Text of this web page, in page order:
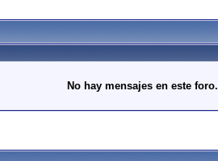
No hay mensajes en este foro.